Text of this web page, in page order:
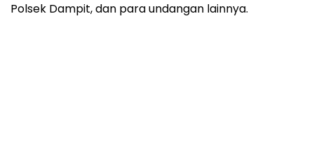
Polsek Dampit, dan para undangan lainnya.